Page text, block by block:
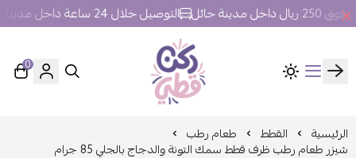
حائل التوصيل خلال 24 ساعة داخل مدينة حائل.
ركن قطي
0
الرئيسية القطط طعام رطب
شيزر طعام رطب ظرف قطط سمك التونة والدجاج بالجلي 85 جرام